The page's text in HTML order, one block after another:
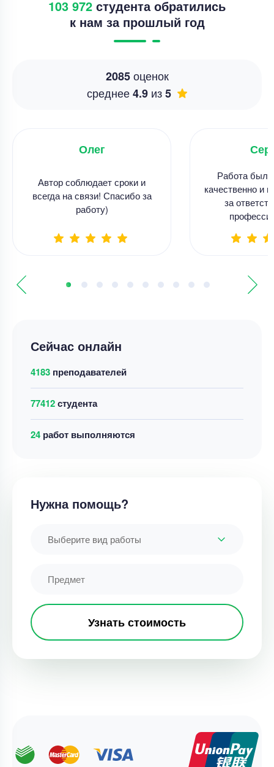
Сейчас онлайн
4183 преподавателей
77412студента
32 работ выполняются
Нужна помощь?
Выберите вид работы
Узнать стоимость
103 972 студента обратились
к нам за прошлый год
2085оценок
среднее4.9 из5
Олег
Автор соблюдает сроки и
всегда на связи! Спасибо за
работу)
Работа
качественно и
за